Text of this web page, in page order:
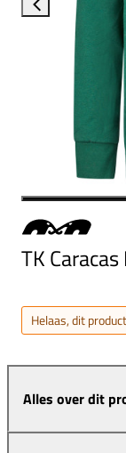
TK
Helaas, dit
Alles over dit